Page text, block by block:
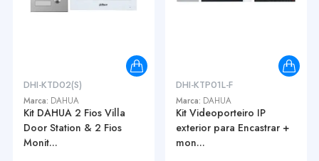
DHI-KTD02(S)
Marca: DAHUA
Kit DAHUA 2 Fios Villa
Door Station & 2 Fios
Monit...
DHI-KTP01L-F
Marca: DAHUA
Kit Videoporteiro IP
exterior para Encastrar +
mon...